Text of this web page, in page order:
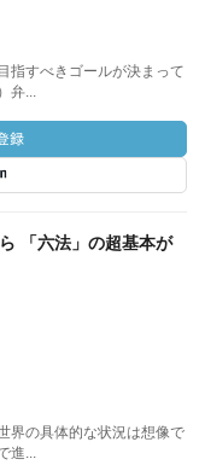
指すべきゴールが決まって
弁...
「六法」の超基本が
界の具体的な状況は想像で
進...